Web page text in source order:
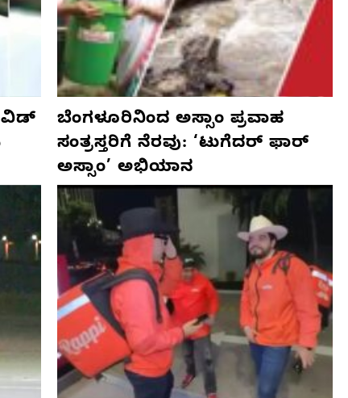
ಬೆಂಗಳೂರಿನಿಂದ ಅಸ್ಸಾಂ ಪ್ರವಾಹ
ಸಂತ್ರಸ್ತರಿಗೆ ನೆರವು: ‘ಟುಗೆದರ್ ಫಾರ್
ಅಸ್ಸಾಂ’ ಅಭಿಯಾನ